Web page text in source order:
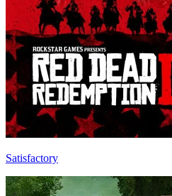
Satisfactory